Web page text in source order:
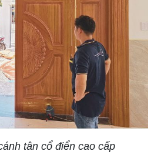
tân cổ điển cao cấp